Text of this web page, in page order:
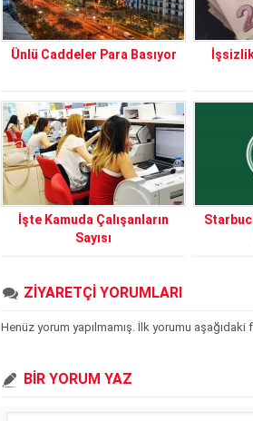
Ünlü Caddeler Para Basıyor
İşte Kamuda Çalışanların
Sayısı
ZİYARETÇİ YORUMLARI
Henüz yorum yapılmamış. İlk yorumu aşağıdaki
BİR YORUM YAZ